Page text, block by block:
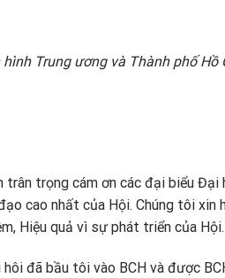
Trung ương và Thành phố Hồ
trọng cám ơn các đại biểu
cao nhất của Hội. Chúng tôi
Hiệu quả vì sự phát triển của Hội.
đã bầu tôi vào BCH và được